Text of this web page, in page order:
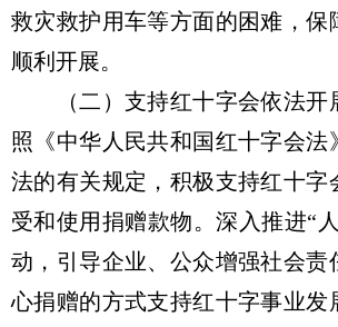
救灾救护用车等方面的困难，保
顺利开展。
（二）支持红十字会依法开
照《中华人民共和国红十字会法
法的有关规定，积极支持红十字
受和使用捐赠款物。深入推进“
动，引导企业、公众增强社会责
心捐赠的方式支持红十字事业发